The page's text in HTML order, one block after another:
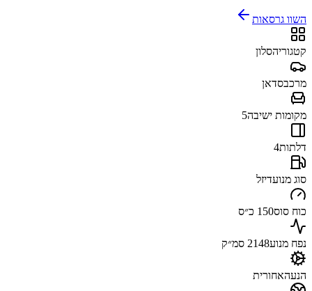
השוו גרסאות
קטגוריהסלון
מרכבסדאן
מקומות ישיבה5
דלתות4
סוג מנועדיזל
כוח סוס150 כ״ס
נפח מנוע2148 סמ״ק
הנעהאחורית